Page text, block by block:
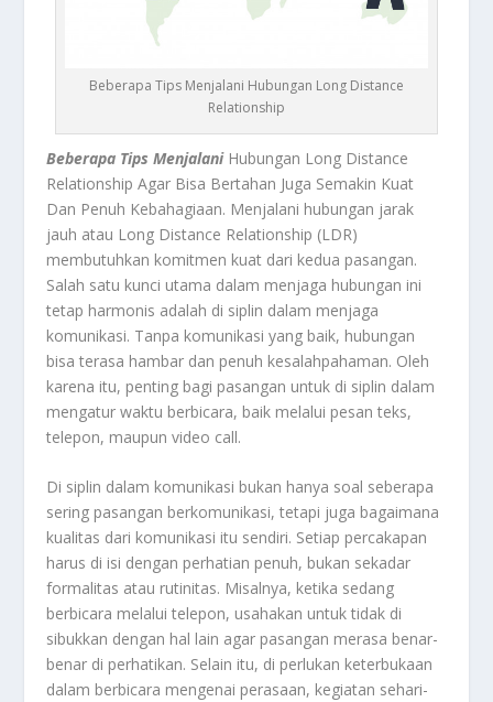
Beberapa Tips Menjalani Hubungan Long Distance
Relationship
Beberapa Tips MenjalaniHubungan Long Distance
Relationship Agar Bisa Bertahan Juga Semakin Kuat
Dan Penuh Kebahagiaan. Menjalani hubungan jarak
jauh atau Long Distance Relationship (LDR)
membutuhkan komitmen kuat dari kedua pasangan.
Salah satu kunci utama dalam menjaga hubungan ini
tetap harmonis adalah di siplin dalam menjaga
komunikasi. Tanpa komunikasi yang baik, hubungan
bisa terasa hambar dan penuh kesalahpahaman. Oleh
karena itu, penting bagi pasangan untuk di siplin dalam
mengatur waktu berbicara, baik melalui pesan teks,
telepon, maupun video call.
Di siplin dalam komunikasi bukan hanya soal seberapa
sering pasangan berkomunikasi, tetapi juga bagaimana
kualitas dari komunikasi itu sendiri. Setiap percakapan
harus di isi dengan perhatian penuh, bukan sekadar
formalitas atau rutinitas. Misalnya, ketika sedang
berbicara melalui telepon, usahakan untuk tidak di
sibukkan dengan hal lain agar pasangan merasa benar-
benar di perhatikan. Selain itu, di perlukan keterbukaan
dalam berbicara mengenai perasaan, kegiatan sehari-